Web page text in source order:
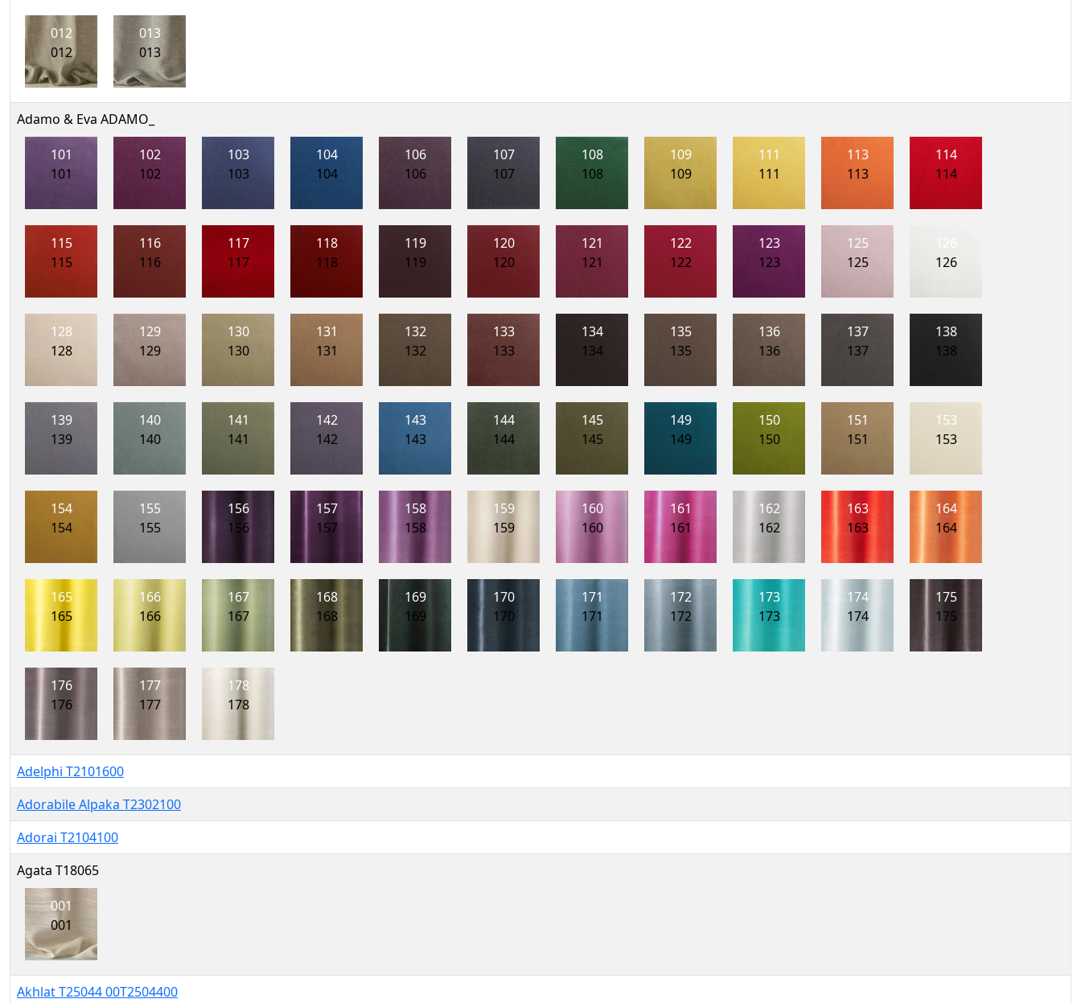
012
012
013
013
Adamo & Eva ADAMO_
101
101
102
102
103
103
104
104
106
106
107
107
108
108
109
109
111
111
113
113
114
114
115
115
116
116
117
117
118
118
119
119
120
120
121
121
122
122
123
123
125
125
126
128
128
129
129
130
130
131
131
132
132
133
133
134
134
135
135
136
136
137
137
138
138
139
139
140
140
141
141
142
142
143
143
144
144
145
145
149
149
150
150
151
151
153
153
154
154
155
155
156
156
157
157
158
158
159
159
160
160
161
161
162
162
163
163
164
164
165
165
166
166
167
167
168
168
169
169
170
170
171
171
172
172
173
173
174
174
175
175
176
176
177
177
178
178
Adelphi T2101600
Adorabile Alpaka T2302100
Adorai T2104100
Agata T18065
001
001
Akhlat T25044 00T2504400